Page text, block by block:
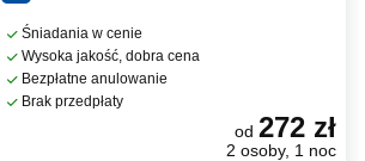
Śniadania w cenie
Wysoka jakość, dobra cena
Bezpłatne anulowanie
Brak przedpłaty
od 272 zł
2 osoby, 1 noc